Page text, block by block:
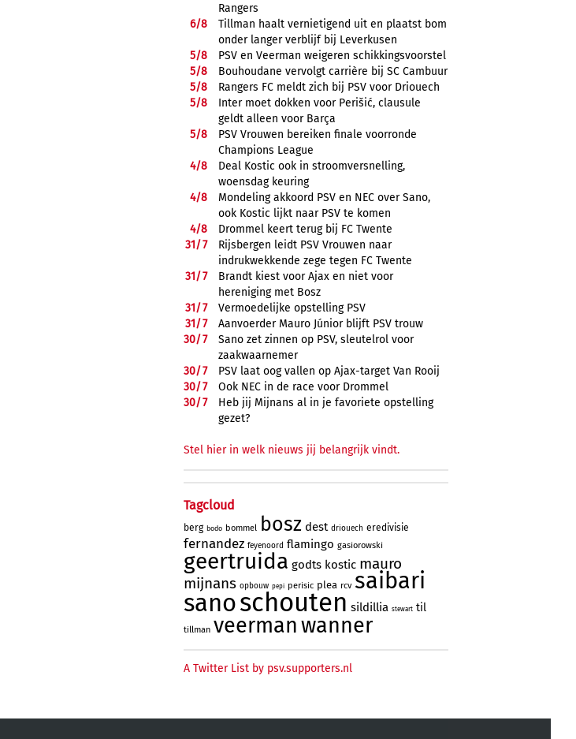
Rangers
6/8
Tillman haalt vernietigend uit en plaatst bom
onder langer verblijf bij Leverkusen
5/8
PSV en Veerman weigeren schikkingsvoorstel
5/8
Bouhoudane vervolgt carrière bij SC Cambuur
5/8
Rangers FC meldt zich bij PSV voor Driouech
5/8
Inter moet dokken voor Perišić, clausule
geldt alleen voor Barça
5/8
PSV Vrouwen bereiken finale voorronde
Champions League
4/8
Deal Kostic ook in stroomversnelling,
woensdag keuring
4/8
Mondeling akkoord PSV en NEC over Sano,
ook Kostic lijkt naar PSV te komen
4/8
Drommel keert terug bij FC Twente
31/7
Rijsbergen leidt PSV Vrouwen naar
indrukwekkende zege tegen FC Twente
31/7
Brandt kiest voor Ajax en niet voor
hereniging met Bosz
31/7
Vermoedelijke opstelling PSV
31/7
Aanvoerder Mauro Júnior blijft PSV trouw
30/7
Sano zet zinnen op PSV, sleutelrol voor
zaakwaarnemer
30/7
PSV laat oog vallen op Ajax-target Van Rooij
30/7
Ook NEC in de race voor Drommel
30/7
Heb jij Mijnans al in je favoriete opstelling
gezet?
Stel hier in welk nieuws jij belangrijk vindt.
Tagcloud
berg bodo bommel bosz dest driouech eredivisie
fernandez feyenoord flamingo gasiorowski
geertruida godts kostic mauro
mijnans opbouw pepi perisic plea rcv saibari
sanoschouten sildillia stewart til
tillman veermanwanner
A Twitter List by psv.supporters.nl